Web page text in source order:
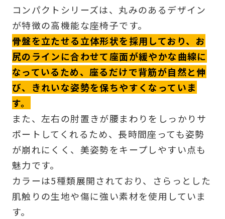
コンパクトシリーズは、丸みのあるデザイン
が特徴の高機能な座椅子です。
骨盤を立たせる立体形状を採用しており、お
尻のラインに合わせて座面が緩やかな曲線に
なっているため、座るだけで背筋が自然と伸
び、きれいな姿勢を保ちやすくなっていま
す。
また、左右の肘置きが腰まわりをしっかりサ
ポートしてくれるため、長時間座っても姿勢
が崩れにくく、美姿勢をキープしやすい点も
魅力です。
カラーは5種類展開されており、さらっとした
肌触りの生地や傷に強い素材を使用していま
す。